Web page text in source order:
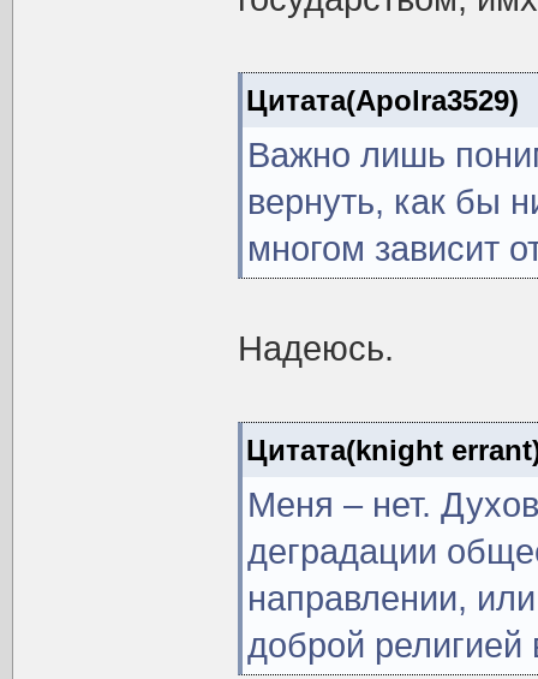
Цитата(Apolra3529)
Важно лишь
вернуть, как бы
многом зависит
Надеюсь.
Цитата(knight
Меня – нет.
деградации
направлении,
доброй религией